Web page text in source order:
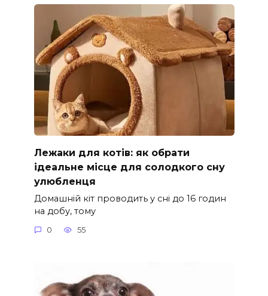
Лежаки для котів: як обрати
ідеальне місце для солодкого сну
улюбленця
Домашній кіт проводить у сні до 16 годин
на добу, тому
0 55